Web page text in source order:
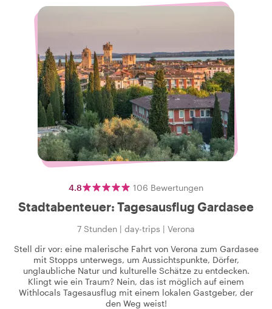
4.8 106 Bewertungen
Stadtabenteuer: Tagesausflug Gardasee
7 Stunden | day-trips | Verona
Stell dir vor: eine malerische Fahrt von Verona zum Gardasee
mit Stopps unterwegs, um Aussichtspunkte, Dörfer,
unglaubliche Natur und kulturelle Schätze zu entdecken.
Klingt wie ein Traum? Nein, das ist möglich auf einem
Withlocals Tagesausflug mit einem lokalen Gastgeber, der
den Weg weist!